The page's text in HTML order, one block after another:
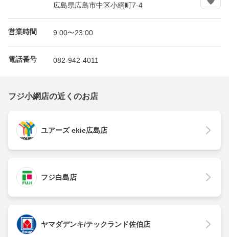
広島県広島市中区小網町7-4
営業時間 9:00〜23:00
電話番号 082-942-4011
フジ小網店の近くのお店
ユアーズ ekie広島店
フジ白島店
ヤマダデンキ/テックランド佐伯店